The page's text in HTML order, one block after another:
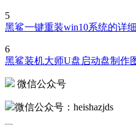
5
黑鲨一键重装win10系统的详
6
黑鲨装机大师U盘启动盘制作
微信公众号
微信公众号：heishazjds